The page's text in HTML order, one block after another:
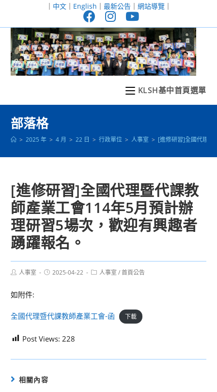
至
｜ 中文｜ English ｜ 最新公告｜ 網站導覽｜
KLSH基中首頁選單
部落格
> 2025 年 > 4 月 > 22 日 > 行政單位 > 人事室 > [進修研習]全國代理暨
[進修研習]全國代理暨代課教
師產業工會114年5月預計辦
理研習5場次，歡迎有興趣者
踴躍報名。
Post人事室
Post2025-04-22
Post人事室 / 首頁公告
如附件:
全國代理暨代課教師產業工會-函 下載
Post Views: 228
相關內容